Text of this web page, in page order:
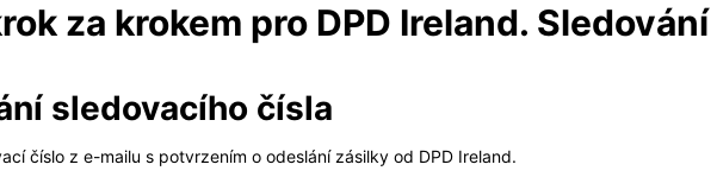
za krokem pro DPD Ireland. Sledování
sledovacího čísla
číslo z e-mailu s potvrzením o odeslání zásilky od DPD Ireland.